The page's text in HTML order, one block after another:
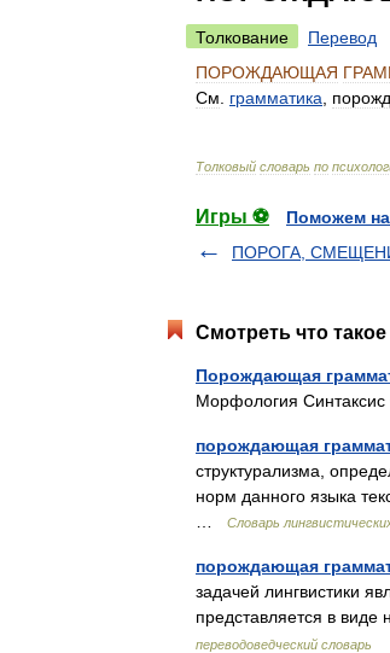
Толкование
Перевод
ПОРОЖДАЮЩАЯ
См
грамматика
Толковый словарь по
Игры ⚽
Поможем
ПОРОГА,
Смотреть что
Порождающая
Морфология
порождающая
структурализма,
норм данного языка
Словарь
порождающая
задачей лингвистики
представляется в
переводоведческий словарь